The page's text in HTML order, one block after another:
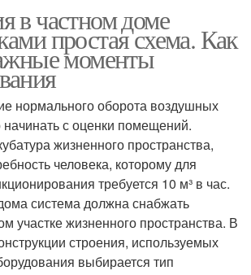
в частном доме
простая схема. Как
моменты
нормального оборота воздушных
с оценки помещений.
жизненного пространства,
человека, которому для
требуется 10 м³ в час.
система должна снабжать
участке жизненного пространства. В
строения, используемых
выбирается тип